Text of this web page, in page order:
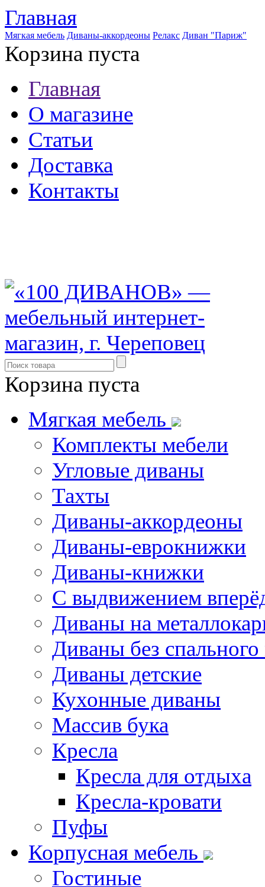
Главная
Мягкая мебель Диваны-аккордеоны Релакс Диван "Париж"
Корзина пуста
Главная
О магазине
Статьи
Доставка
Контакты
Корзина пуста
Мягкая мебель
Комплекты мебели
Угловые диваны
Тахты
Диваны-аккордеоны
Диваны-еврокнижки
Диваны-книжки
С выдвижением
Диваны на
Диваны без спального
Диваны детские
Кухонные диваны
Массив бука
Кресла
Кресла для отдыха
Кресла-кровати
Пуфы
Корпусная мебель
Гостиные